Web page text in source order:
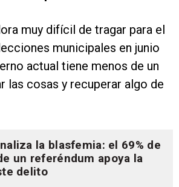
muy difícil de tragar para el
municipales en junio
actual tiene menos de un
las cosas y recuperar algo de
la blasfemia: el 69% de
referéndum apoya la
delito